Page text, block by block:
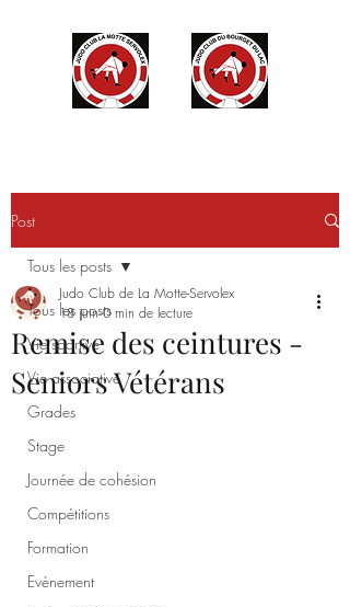
Post
Tous les posts
Vie sportive
Vie associative
Grades
Stage
Journée de cohésion
Compétitions
Formation
Evènement
Tous les posts
Remise des ceintures -
Seniors Vétérans
Judo Club de La Motte-Servolex
18 juin 0 min de lecture